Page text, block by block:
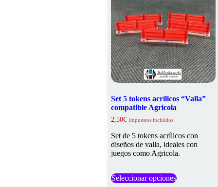
Set 5 tokens acrílicos “Valla”
compatible Agricola
2,50€ Impuestos incluidos
Set de 5 tokens acrílicos con
diseños de valla, ideales con
juegos como Agricola.
Seleccionar opcionesproducto